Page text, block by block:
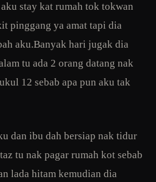
stay kat rumah tok tokwan
pinggang ya amat tapi dia
aku.Banyak hari jugak dia
tu ada 2 orang datang nak
12 sebab apa pun aku tak
dan ibu dah bersiap nak tidur
tu nak pagar rumah kot sebab
lada hitam kemudian dia